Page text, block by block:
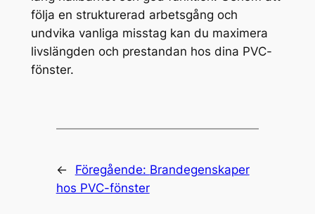
följa en strukturerad arbetsgång och
undvika vanliga misstag kan du maximera
livslängden och prestandan hos dina PVC-
fönster.
← Föregående: Brandegenskaper
hos PVC-fönster